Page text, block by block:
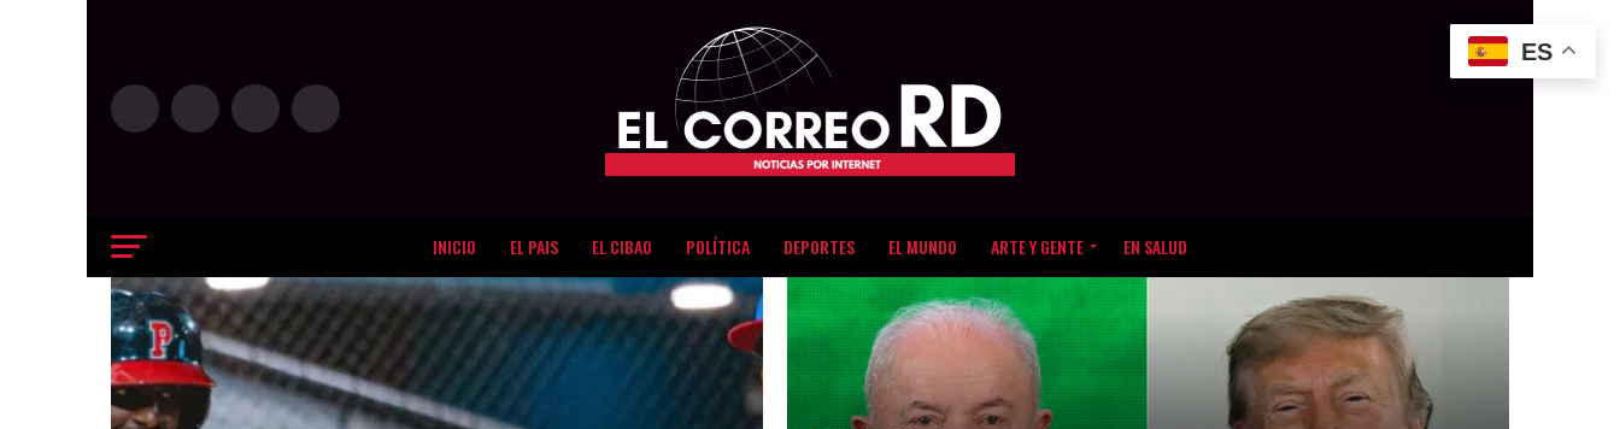
INICIO EL PAIS EL CIBAO POLÍTICA DEPORTES EL MUNDO ARTE Y GENTE EN SALUD
ES